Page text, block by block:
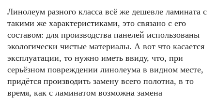
Линолеум разного класса всё же дешевле ламината с
такими же характеристиками, это связано с его
составом: для производства панелей использованы
экологически чистые материалы. А вот что касается
эксплуатации, то нужно иметь ввиду, что, при
серьёзном повреждении линолеума в видном месте,
придётся производить замену всего полотна, в то
время, как с ламинатом возможна замена